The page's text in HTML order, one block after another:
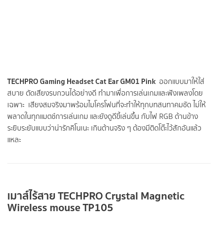
TECHPRO Gaming Headset Cat Ear GM01 Pink ออกแบบมาให้ใส่
สบาย ตัดเสียงรบกวนได้อย่างดี ทำมาเพื่อการเล่นเกมและฟังเพลงโดย
เฉพาะ เสียงสมจริงมาพร้อมไมโครโฟนที่จะทำให้ทุกบทสนทาคมชัด ไม่ให้
พลาดในทุกแมตช์การเล่นเกม และยังดูดีขี้เล่นขึ้น กับไฟ RGB ด้านข้าง
ระยิบระยับแบบว่าน่ารักคิโนเนะ เกินต้านจริง ๆ ต้องมีติดโต๊ะไว้สักอันแล้ว
แหละ
เมาส์ไร้สายTECHPRO Crystal Magnetic
Wireless mouse TP105